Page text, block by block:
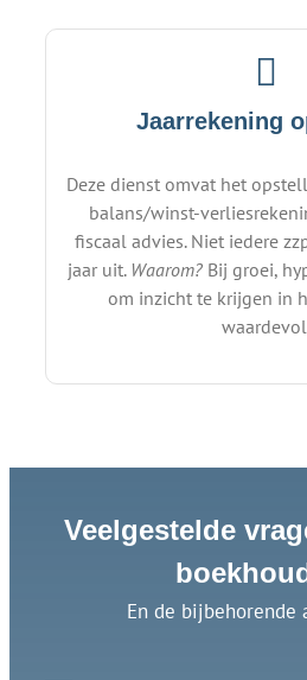
Jaarrekening
Deze dienst omvat het
balans/winst-
fiscaal advies. Niet iedere
jaar uit. Waarom? Bij groei,
om inzicht te krijgen in
Veelgestelde
En de bijbehorende